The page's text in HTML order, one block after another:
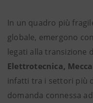
In un quadro più
globale, emergono
legati alla transizione
Elettrotecnica,
infatti tra i settori più
domanda connessa